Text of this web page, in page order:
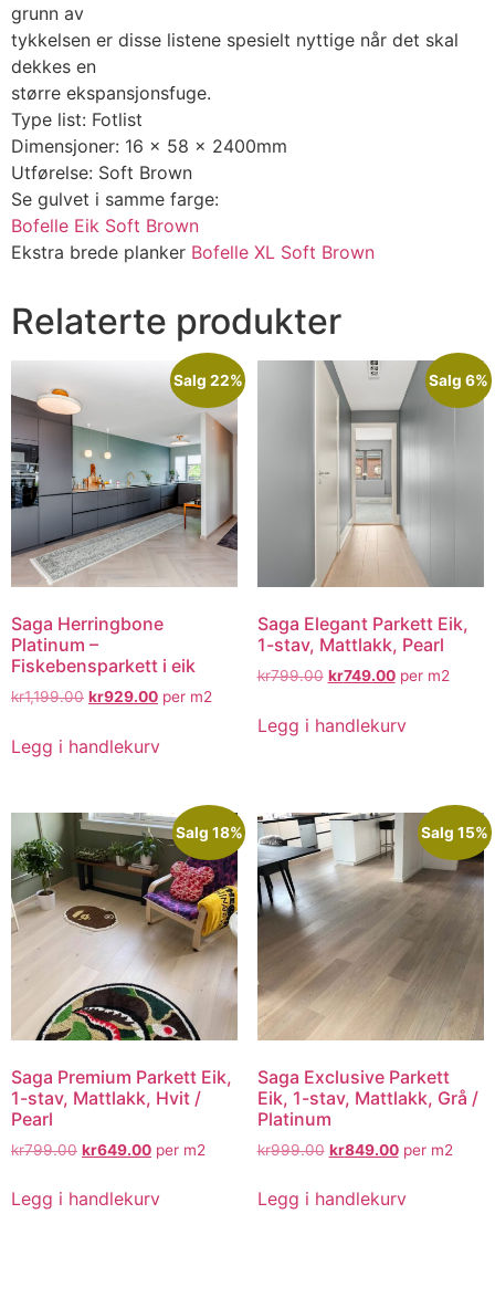
grunn av
tykkelsen er disse listene spesielt nyttige når det skal
dekkes en
større ekspansjonsfuge.
Type list: Fotlist
Dimensjoner: 16 x 58 x 2400mm
Utførelse: Soft Brown
Se gulvet i samme farge:
Bofelle Eik Soft Brown
Ekstra brede planker Bofelle XL Soft Brown
Relaterte produkter
Salg 22%
Saga Herringbone
Platinum –
Fiskebensparkett i eik
kr1,199.00 kr929.00 per m2
Legg i handlekurv
Salg 6%
Saga Elegant Parkett Eik,
1-stav, Mattlakk, Pearl
kr799.00 kr749.00per m2
Legg i handlekurv
Salg 18%
Saga Premium Parkett Eik,
1-stav, Mattlakk, Hvit /
Pearl
kr799.00 kr649.00 per m2
Legg i handlekurv
Salg 15%
Saga Exclusive Parkett
Eik, 1-stav, Mattlakk, Grå /
Platinum
kr999.00 kr849.00per m2
Legg i handlekurv